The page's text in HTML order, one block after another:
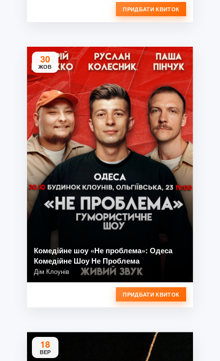
ПРИДБАТИ КВИТОК
30
ЖОВ
Комедійне шоу «Не проблема»: Одеса
Комедійне Шоу Не Проблема
Дім Клоунів
ПРИДБАТИ КВИТОК
18
ВЕР